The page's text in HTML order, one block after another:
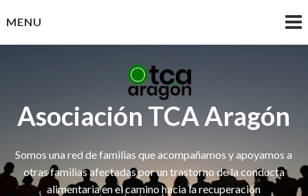
toMENU
Asociación TCA Aragón
Somos una red de familias que acompañamos y apoyamos a
otras familias afectadas por un trastorno de la conducta
alimentaria en el camino hacia la recuperación